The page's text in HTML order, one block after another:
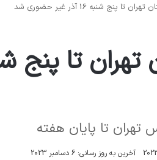
تا پنج شنبه 16 آذر غیر حضوری شد
تا پایان هفته
آخرین به روز رسانی: 6 دسامبر 2023